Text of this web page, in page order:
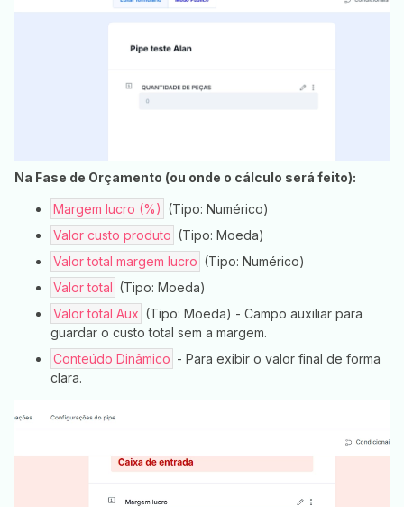
Na Fase de Orçamento (ou onde o cálculo será feito):
Margem lucro (%) (Tipo: Numérico)
Valor custo produto (Tipo: Moeda)
Valor total margem lucro (Tipo: Numérico)
Valor total (Tipo: Moeda)
Valor total Aux (Tipo: Moeda) - Campo auxiliar para
guardar o custo total sem a margem.
Conteúdo Dinâmico - Para exibir o valor final de forma
clara.